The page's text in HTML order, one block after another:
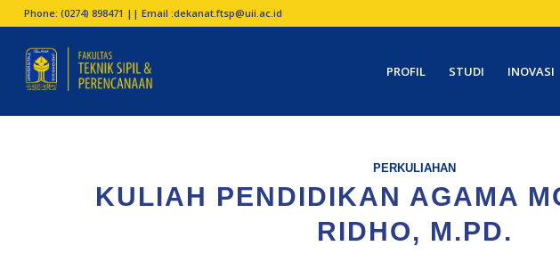
Phone: (0274) 898471 || Email :dekanat.ftsp@uii.ac.id
PROFIL STUDI INOVASI
PERKULIAHAN
KULIAH PENDIDIKAN AGAMA
RIDHO, M.PD.